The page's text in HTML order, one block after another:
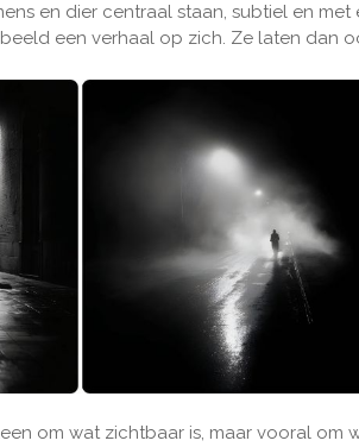
en dier centraal staan, subtiel en
een verhaal op zich. Ze laten dan
om wat zichtbaar is, maar vooral om